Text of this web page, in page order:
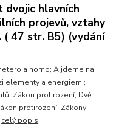
dvojic hlavních
projevů, vztahy
( 47 str. B5) (vydání
a homo; A jdeme na
elementy a energiemi;
Zákon protirození; Dvě
protirození; Zákony
celý popis